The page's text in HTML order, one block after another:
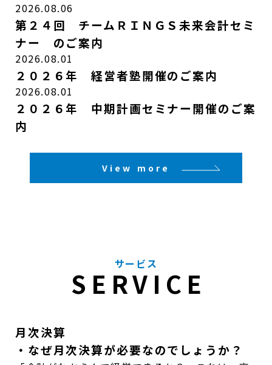
2026.08.06
第２４回 チームＲＩＮＧＳ未来会計セミ
ナー のご案内
2026.08.01
２０２６年 経営者塾開催のご案内
2026.08.01
２０２６年 中期計画セミナー開催のご案
内
View more
サービス
SERVICE
月次決算
・なぜ月次決算が必要なのでしょうか？